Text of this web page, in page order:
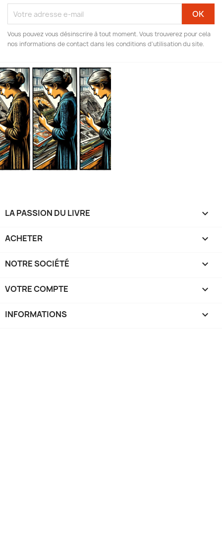
Vous pouvez vous désinscrire à tout moment. Vous trouverez pour cela
nos informations de contact dans les conditions d'utilisation du site.
LA PASSION DU LIVRE 
ACHETER 
NOTRE SOCIÉTÉ 
VOTRE COMPTE 
INFORMATIONS keyboard_arrow_down